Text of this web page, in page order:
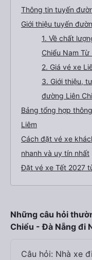
Thông tin tuyến
Giới thiệu tuyến
1. Về chất
Chiểu Nam Từ
2. Giá vé xe
3. Giới thiệu,
đường Liên
Bảng tổng hợp
Liêm
Cách đặt vé xe
nhanh và uy tín nhất
Đặt vé xe Tết 2027
Những câu hỏi
Chiểu - Đà Nẵng đi
Câu hỏi: Nhà xe